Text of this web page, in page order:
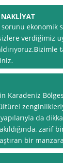
NAKLİYAT
ekonomik
verdiğimiz
Karadeniz
da
zarif
bir